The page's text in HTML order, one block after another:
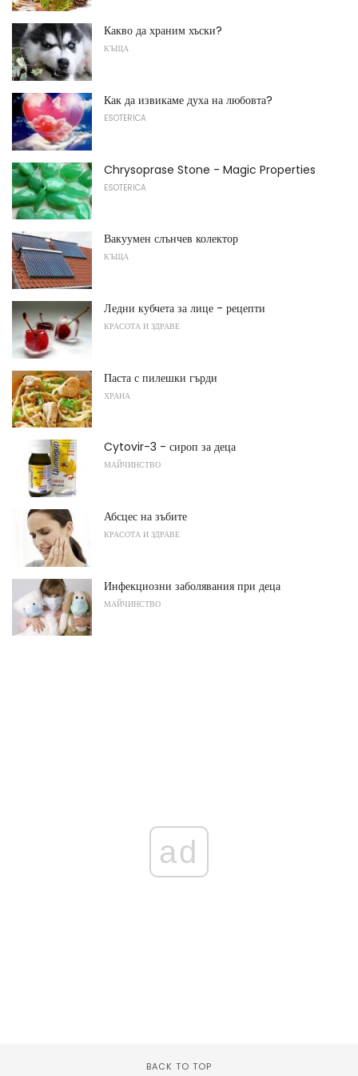
Какво да храним хъски?
КЪЩА
Как да извикаме духа на любовта?
ESOTERICA
Chrysoprase Stone - Magic Properties
ESOTERICA
Вакуумен слънчев колектор
КЪЩА
Ледни кубчета за лице - рецепти
КРАСОТА И ЗДРАВЕ
Паста с пилешки гърди
ХРАНА
Cytovir-3 - сироп за деца
МАЙЧИНСТВО
Абсцес на зъбите
КРАСОТА И ЗДРАВЕ
Инфекциозни заболявания при деца
МАЙЧИНСТВО
ad
BACK TO TOP